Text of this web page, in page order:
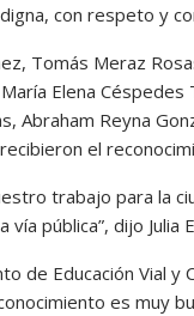
con respeto y
Tomás Meraz
Elena
Abraham Reyna
el
trabajo para la
pública”, dijo Julia
de Educación Vial y
es muy